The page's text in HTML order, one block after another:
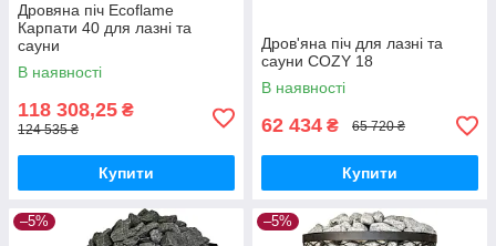
Дровяна піч Ecoflame
Карпати 40 для лазні та
сауни
В наявності
118 308,25 ₴
124 535 ₴
Купити
Дров'яна піч для лазні та
сауни COZY 18
В наявності
62 434 ₴ 65 720 ₴
Купити
–5% –5%